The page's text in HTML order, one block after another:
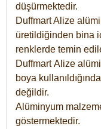
düşürmektedir.
Duffmart Alize
üretildiğinden bina
renklerde temin
DuffmartAlize
boya
değildir.
Alüminyum
göstermektedir.